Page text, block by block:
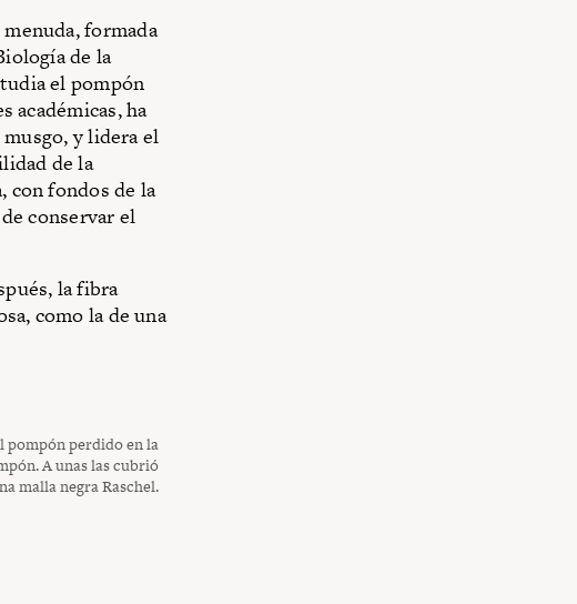
formada
de la
el pompón
académicas, ha
y lidera el
de la
con fondos de la
conservar el
la fibra
como la de una
pompón perdido en la
A unas las cubrió
malla negra Raschel.